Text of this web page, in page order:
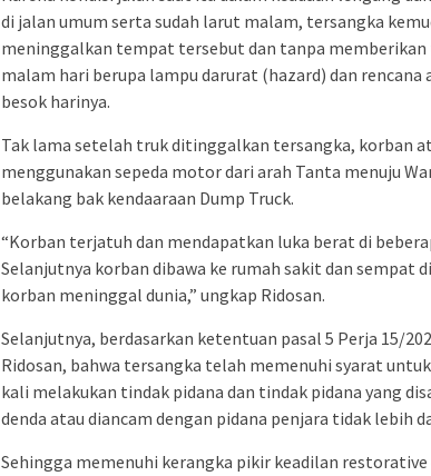
di jalan umum serta sudah larut malam, tersangka
meninggalkan tempat tersebut dan tanpa memberikan
malam hari berupa lampu darurat (hazard) dan
besok harinya.
Tak lama setelah truk ditinggalkan tersangka, korban
menggunakan sepeda motor dari arah Tanta menuju
belakang bak kendaaraan Dump Truck.
“Korban terjatuh dan mendapatkan luka berat di
Selanjutnya korban dibawa ke rumah sakit dan sempat
korban meninggal dunia,” ungkap Ridosan.
Selanjutnya, berdasarkan ketentuan pasal 5 Perja 15/
Ridosan, bahwa tersangka telah memenuhi syarat
kali melakukan tindak pidana dan tindak pidana yang
denda atau diancam dengan pidana penjara tidak lebih
Sehingga memenuhi kerangka pikir keadilan